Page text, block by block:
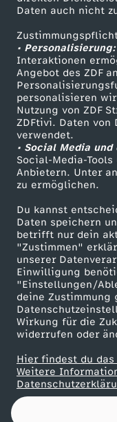
Daten auch nicht
• Personalisierung:
Interaktionen
Angebot des ZDF
personalisieren
Nutzung von ZDF
ZDFtivi. Daten
verwendet.
• Social Media
Social-Media-
Anbietern. Unter
zu ermöglichen.
Du kannst
Daten speichern
betrifft nur dein
"Zustimmen"
unserer
Einwilligung
"Einstellungen/
deine Zustimmung
Wirkung für die
widerrufen oder
Hier findest du das
Weitere
S
e
r
i
e
n
-
Q
u
i
z
!
ZDFtext
Livestreams
Sendungen A-Z
TV-Programm
ZDF Unternehmen
Karriere
ZDF goes Schule
Werbefernsehen
Mainzelmännchen
Partner